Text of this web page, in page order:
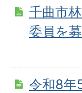
千曲市
委員を
令和8年